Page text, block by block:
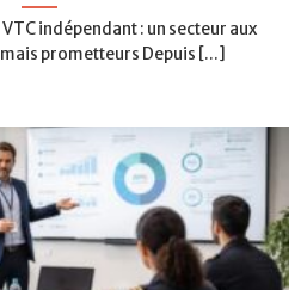
indépendant : un secteur aux
prometteurs Depuis [...]